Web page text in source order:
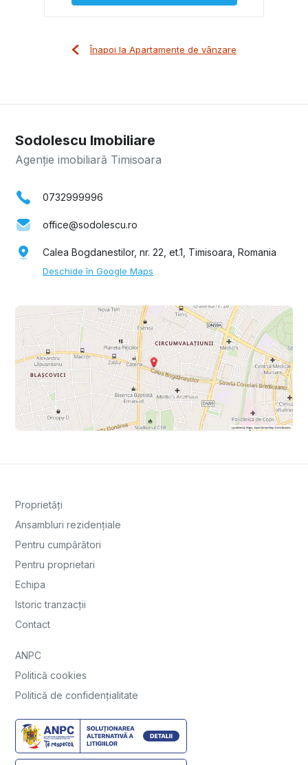
Înapoi la Apartamente de vânzare
Sodolescu Imobiliare
Agenție imobiliară Timisoara
0732999996
office@sodolescu.ro
Calea Bogdanestilor, nr. 22, et.1, Timisoara, Romania
Deschide în Google Maps
Proprietăți
Ansambluri rezidențiale
Pentru cumpărători
Pentru proprietari
Echipa
Istoric tranzacții
Contact
ANPC
Politică cookies
Politică de confidențialitate